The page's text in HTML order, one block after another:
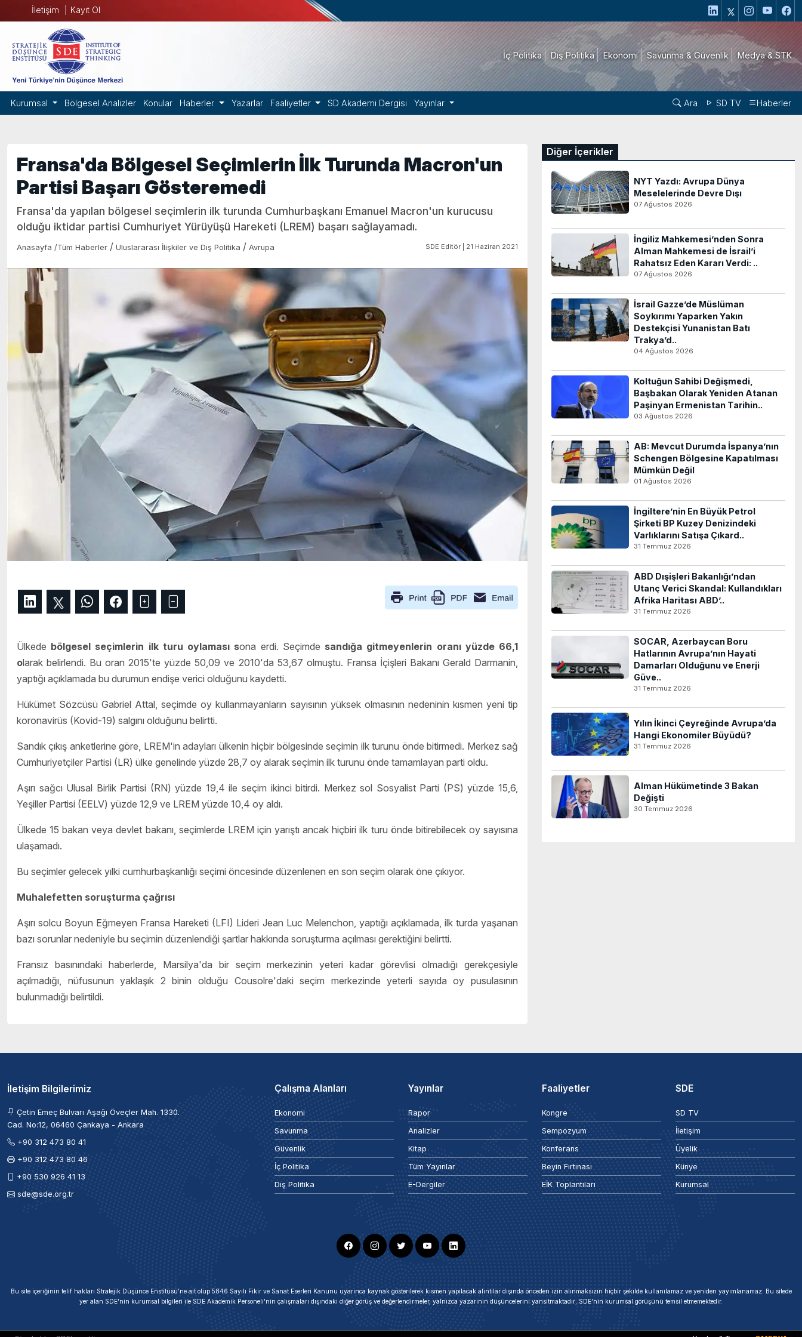
İletişim Kayıt Ol
İç Politika Dış Politika Ekonomi Savunma & Güvenlik Medya & STK
Kurumsal Bölgesel Analizler Konular Haberler Yazarlar Faaliyetler SD Akademi Dergisi Yayınlar Ara SD TV Haberler
Fransa'da Bölgesel Seçimlerin İlk Turunda Macron'un
Partisi Başarı Gösteremedi
Fransa'da yapılan bölgesel seçimlerin ilk turunda Cumhurbaşkanı Emanuel Macron'un kurucusu
olduğu iktidar partisi Cumhuriyet Yürüyüşü Hareketi (LREM) başarı sağlayamadı.
Anasayfa /Tüm Haberler / Uluslararası İlişkiler ve Dış Politika / Avrupa SDE Editör | 21 Haziran 2021
Ülkede bölgesel seçimlerin ilk turu oylaması sona erdi. Seçimde sandığa gitmeyenlerin oranı yüzde 66,1
olarak belirlendi. Bu oran 2015'te yüzde 50,09 ve 2010'da 53,67 olmuştu. Fransa İçişleri Bakanı Gerald Darmanin,
yaptığı açıklamada bu durumun endişe verici olduğunu kaydetti.
Hükümet Sözcüsü Gabriel Attal, seçimde oy kullanmayanların sayısının yüksek olmasının nedeninin kısmen yeni tip
koronavirüs (Kovid-19) salgını olduğunu belirtti.
Sandık çıkış anketlerine göre, LREM'in adayları ülkenin hiçbir bölgesinde seçimin ilk turunu önde bitirmedi. Merkez sağ
Cumhuriyetçiler Partisi (LR) ülke genelinde yüzde 28,7 oy alarak seçimin ilk turunu önde tamamlayan parti oldu.
Aşırı sağcı Ulusal Birlik Partisi (RN) yüzde 19,4 ile seçim ikinci bitirdi. Merkez sol Sosyalist Parti (PS) yüzde 15,6,
Yeşiller Partisi (EELV) yüzde 12,9 ve LREM yüzde 10,4 oy aldı.
Ülkede 15 bakan veya devlet bakanı, seçimlerde LREM için yarıştı ancak hiçbiri ilk turu önde bitirebilecek oy sayısına
ulaşamadı.
Bu seçimler gelecek yılki cumhurbaşkanlığı seçimi öncesinde düzenlenen en son seçim olarak öne çıkıyor.
Muhalefetten soruşturma çağrısı
Aşırı solcu Boyun Eğmeyen Fransa Hareketi (LFI) Lideri Jean Luc Melenchon, yaptığı açıklamada, ilk turda yaşanan
bazı sorunlar nedeniyle bu seçimin düzenlendiği şartlar hakkında soruşturma açılması gerektiğini belirtti.
Fransız basınındaki haberlerde, Marsilya'da bir seçim merkezinin yeteri kadar görevlisi olmadığı gerekçesiyle
açılmadığı, nüfusunun yaklaşık 2 binin olduğu Cousolre'daki seçim merkezinde yeterli sayıda oy pusulasının
bulunmadığı belirtildi.
Diğer İçerikler
NYT Yazdı: Avrupa Dünya
Meselelerinde Devre Dışı
07 Ağustos 2026
İngiliz Mahkemesi’nden Sonra
Alman Mahkemesi de İsrail’i
Rahatsız Eden Kararı Verdi: ..
07 Ağustos 2026
İsrail Gazze’de Müslüman
Soykırımı Yaparken Yakın
Destekçisi Yunanistan Batı
Trakya’d..
04 Ağustos 2026
Koltuğun Sahibi Değişmedi,
Başbakan Olarak Yeniden Atanan
Paşinyan Ermenistan Tarihin..
03 Ağustos 2026
AB: Mevcut Durumda İspanya’nın
Schengen Bölgesine Kapatılması
Mümkün Değil
01 Ağustos 2026
İngiltere’nin En Büyük Petrol
Şirketi BP Kuzey Denizindeki
Varlıklarını Satışa Çıkard..
31 Temmuz 2026
ABD Dışişleri Bakanlığı’ndan
Utanç Verici Skandal: Kullandıkları
Afrika Haritası ABD’..
31 Temmuz 2026
SOCAR, Azerbaycan Boru
Hatlarının Avrupa’nın Hayati
Damarları Olduğunu ve Enerji
Güve..
31 Temmuz 2026
Yılın İkinci Çeyreğinde Avrupa’da
Hangi Ekonomiler Büyüdü?
31 Temmuz 2026
Alman Hükümetinde 3 Bakan
Değişti
30 Temmuz 2026
İletişim Bilgilerimiz
Çetin Emeç Bulvarı Aşağı Öveçler Mah. 1330.
Cad. No:12, 06460 Çankaya - Ankara
+90 312 473 80 41
+90 312 473 80 46
+90 530 926 41 13
sde@sde.org.tr
Çalışma Alanları
Ekonomi
Savunma
Güvenlik
İç Politika
Dış Politika
Yayınlar
Rapor
Analizler
Kitap
Tüm Yayınlar
E-Dergiler
Faaliyetler
Kongre
Sempozyum
Konferans
Beyin Fırtınası
EİK Toplantıları
SDE
SD TV
İletişim
Üyelik
Künye
Kurumsal
Bu site içeriğinin telif hakları Stratejik Düşünce Enstitüsü’ne ait olup 5846 Sayılı Fikir ve Sanat Eserleri Kanunu uyarınca kaynak gösterilerek kısmen yapılacak alıntılar dışında önceden izin alınmaksızın hiçbir şekilde kullanılamaz ve yeniden yayımlanamaz. Bu sitede
yer alan SDE'nin kurumsal bilgileri ile SDE Akademik Personeli'nin çalışmaları dışındaki diğer görüş ve değerlendirmeler, yalnızca yazarının düşüncelerini yansıtmaktadır; SDE'nin kurumsal görüşünü temsil etmemektedir.